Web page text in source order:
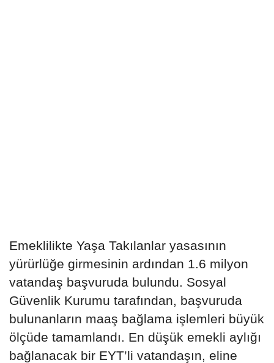
Emeklilikte Yaşa Takılanlar yasasının
yürürlüğe girmesinin ardından 1.6 milyon
vatandaş başvuruda bulundu. Sosyal
Güvenlik Kurumu tarafından, başvuruda
bulunanların maaş bağlama işlemleri büyük
ölçüde tamamlandı. En düşük emekli aylığı
bağlanacak bir EYT’li vatandaşın, eline